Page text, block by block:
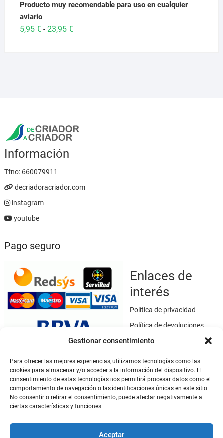
Gestionar consentimiento
Para ofrecer las mejores experiencias, utilizamos tecnologías como las
cookies para almacenar y/o acceder a la información del dispositivo. El
consentimiento de estas tecnologías nos permitirá procesar datos como el
comportamiento de navegación o las identificaciones únicas en este sitio.
No consentir o retirar el consentimiento, puede afectar negativamente a
ciertas características y funciones.
Aceptar
Producto muy recomendable para uso en cualquier
aviario
5,95 € - 23,95 €Rango
Información
Tfno: 660079911
decriadoracriador.com
instagram
youtube
Pago seguro
Enlaces de
interés
Política de privacidad
Política de devoluciones
Política de cookies
Aviso legal
Este sitio web utiliza SSL / TLS como medio de seguridad para el
cifrado de datos.
Mi cuenta